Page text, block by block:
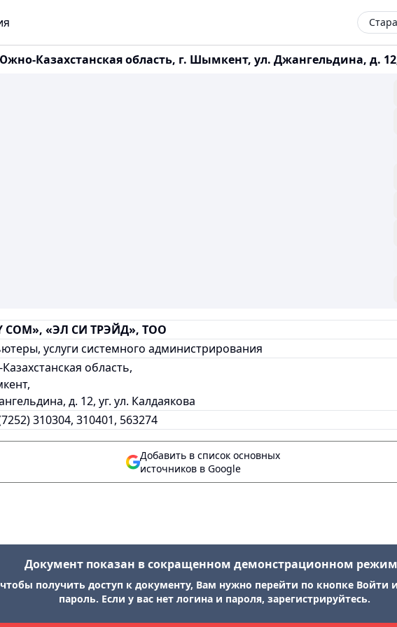
Казахстанская область, г. Шымкент, ул. Джангельдина, д. 12,
СОМ», «ЭЛ СИ ТРЭЙД», ТОО
услуги системного администрирования
область,
д. 12, уг. ул. Калдаякова
310304, 310401, 563274
Добавить в список основных
источников в Google
Документ показан в сокращенном демонстрационном
получить доступ к документу, Вам нужно перейти по кнопке Войти
пароль. Если у вас нет логина и пароля, зарегистрируйтесь.